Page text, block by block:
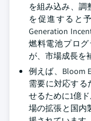
を組み込み、調
を促進すると
Generation
燃料電池プロ
が、市場成長を
例えば、Bloom
需要に対応する
せるために1億
場の拡張と国内